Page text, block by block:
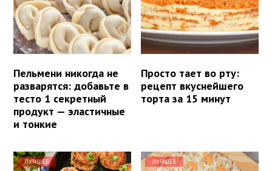
Пельмени никогда не
разварятся: добавьте в
тесто 1 секретный
продукт — эластичные
и тонкие
Просто тает во рту:
рецепт вкуснейшего
торта за 15 минут
ЛУЧШЕЕ ЛУЧШЕЕ